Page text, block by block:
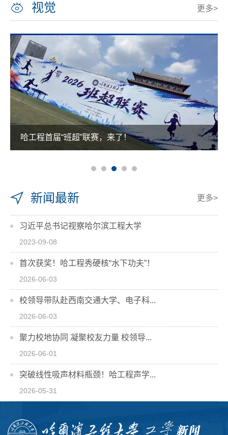
视觉 更多>
哈工程首届“班超”联赛，来了！
新闻最新 更多>
习近平总书记视察哈尔滨工程大学
2023-09-08
首次获奖！哈工程秀硬核“水下功夫”！
2026-06-03
校领导带队赴西南交通大学、电子科...
2026-06-03
聚力校地协同 凝聚校友力量 校领导...
2026-06-01
突破线性吸声材料瓶颈！哈工程声学...
2026-05-31